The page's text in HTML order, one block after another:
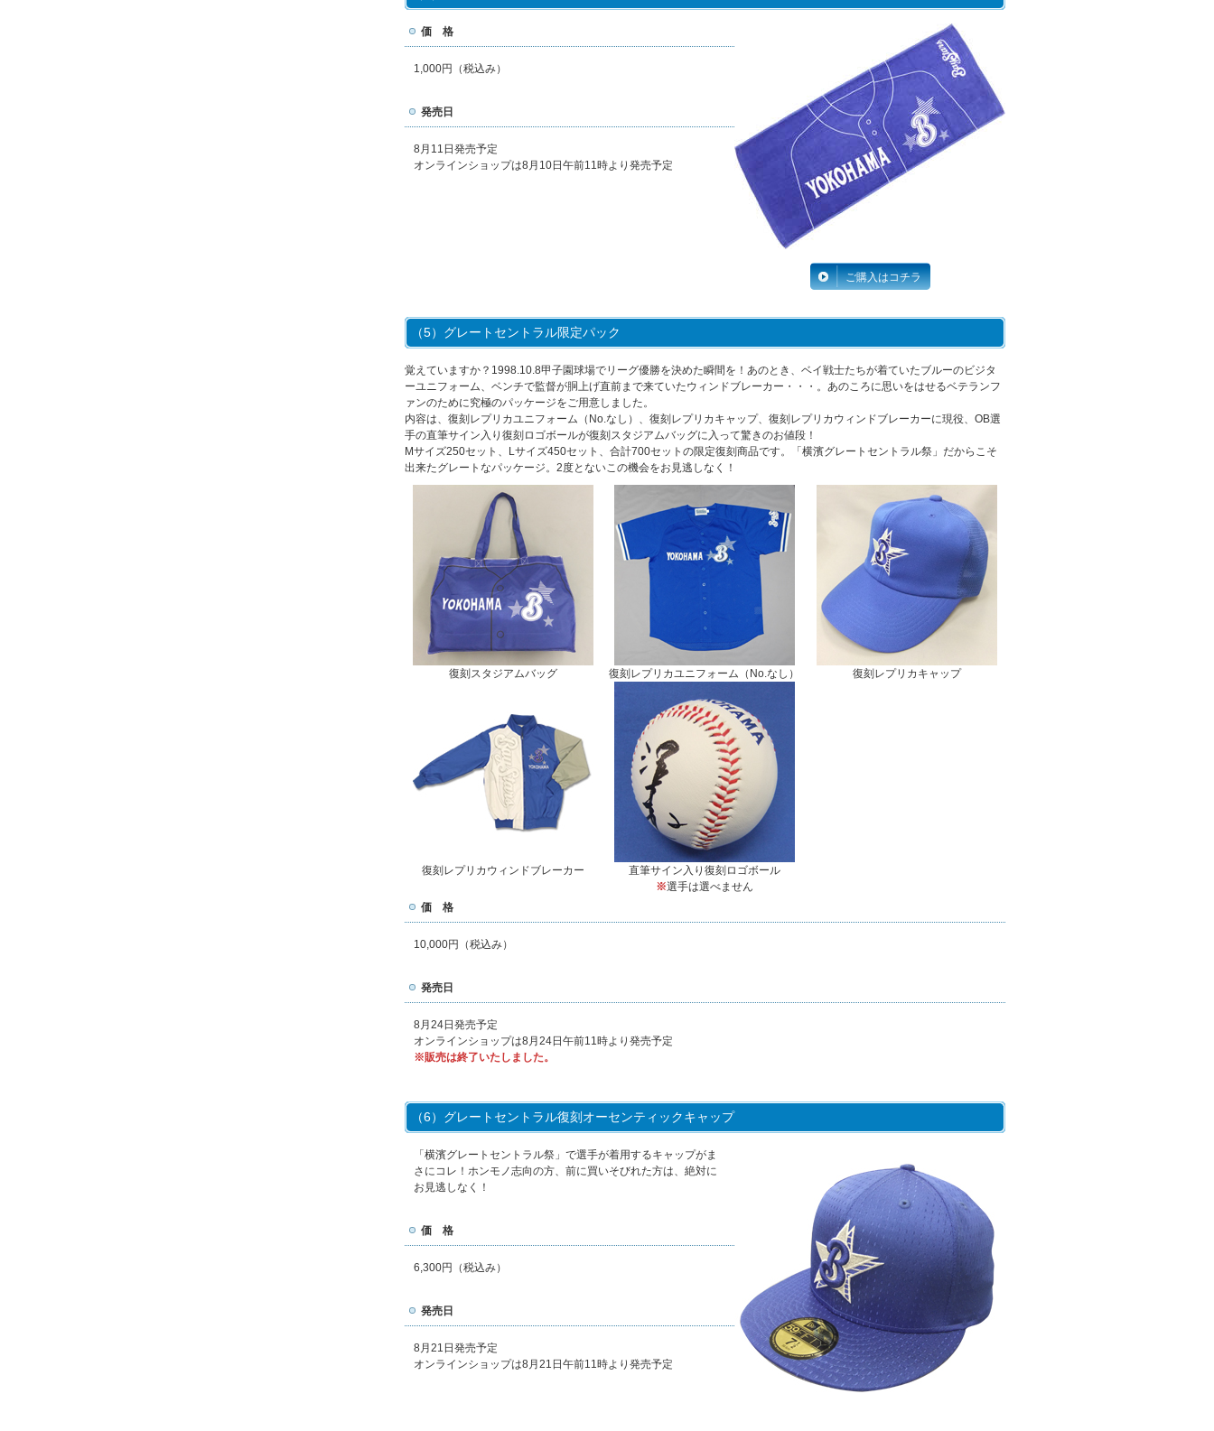
価 格
1,000円（税込み）
発売日
8月11日発売予定
オンラインショップは8月10日午前11時より発売予定
ご購入はコチラ
（5）グレートセントラル限定パック
覚えていますか？1998.10.8甲子園球場でリーグ優勝を決めた瞬間を！あのとき、ベイ戦士たちが着ていたブルーのビジタ
ーユニフォーム、ベンチで監督が胴上げ直前まで来ていたウィンドブレーカー・・・。あのころに思いをはせるベテランフ
ァンのために究極のパッケージをご用意しました。
内容は、復刻レプリカユニフォーム（No.なし）、復刻レプリカキャップ、復刻レプリカウィンドブレーカーに現役、OB選
手の直筆サイン入り復刻ロゴボールが復刻スタジアムバッグに入って驚きのお値段！
Mサイズ250セット、Lサイズ450セット、合計700セットの限定復刻商品です。「横濱グレートセントラル祭」だからこそ
出来たグレートなパッケージ。2度とないこの機会をお見逃しなく！
復刻スタジアムバッグ 復刻レプリカユニフォーム（No.なし） 復刻レプリカキャップ
復刻レプリカウィンドブレーカー
直筆サイン入り復刻ロゴボール
※選手は選べません
価 格
10,000円（税込み）
発売日
8月24日発売予定
オンラインショップは8月24日午前11時より発売予定
※販売は終了いたしました。
（6）グレートセントラル復刻オーセンティックキャップ
「横濱グレートセントラル祭」で選手が着用するキャップがま
さにコレ！ホンモノ志向の方、前に買いそびれた方は、絶対に
お見逃しなく！
価 格
6,300円（税込み）
発売日
8月21日発売予定
オンラインショップは8月21日午前11時より発売予定